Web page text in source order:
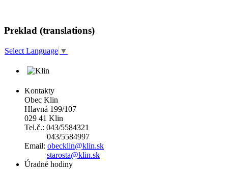
Preklad (translations)
Select Language ▼
Kontakty
Obec Klin
Hlavná 199/107
029 41 Klin
Tel.č.: 043/5584321
043/5584997
Email: obecklin@klin.sk
starosta@klin.sk
Úradné hodiny